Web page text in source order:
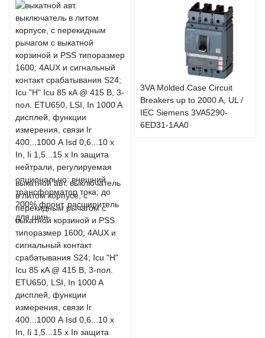
выкатной авт. выключатель
в литом корпусе, с
перекидным рычагом с
выкатной корзиной и PSS
типоразмер 1600; 4AUX и
сигнальный контакт
срабатывания S24; Icu "H"
Icu 85 кA @ 415 В, 3-пол.
ETU650, LSI, In 1000 A
дисплей, функции
измерения, связи Ir
400...1000 А Isd 0,6...10 x
In, Ii 1,5...15 x In защита
3VA Molded Case Circuit
Breakers up to 2000 A, UL /
IEC Siemens 3VA5290-
6ED31-1AA0